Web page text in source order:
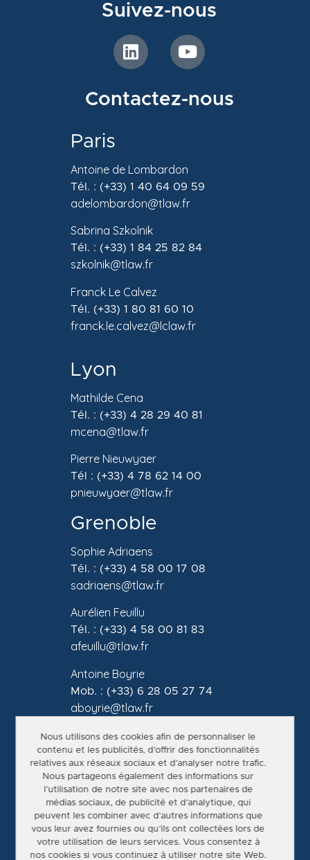
Nous utilisons des cookies afin de personnaliser le
contenu et les publicités, d’offrir des fonctionnalités
relatives aux réseaux sociaux et d’analyser notre trafic.
Nous partageons également des informations sur
l’utilisation de notre site avec nos partenaires de
médias sociaux, de publicité et d’analytique, qui
peuvent les combiner avec d’autres informations que
vous leur avez fournies ou qu’ils ont collectées lors de
votre utilisation de leurs services. Vous consentez à
nos cookies si vous continuez à utiliser notre site Web.
Suivez-nous
Contactez-nous
Paris
Antoine de Lombardon
Tél. : (+33) 1 40 64 09 59
adelombardon@tlaw.fr
Sabrina Szkolnik
Tél. : (+33) 1 84 25 82 84
szkolnik@tlaw.fr
Franck Le Calvez
Tél. (+33) 1 80 81 60 10
franck.le.calvez@lclaw.fr
Lyon
Mathilde Cena
Tél. : (+33) 4 28 29 40 81
mcena@tlaw.fr
Pierre Nieuwyaer
Tél : (+33) 4 78 62 14 00
pnieuwyaer@tlaw.fr
Grenoble
Sophie Adriaens
Tél. : (+33) 4 58 00 17 08
sadriaens@tlaw.fr
Aurélien Feuillu
Tél. : (+33) 4 58 00 81 83
afeuillu@tlaw.fr
Antoine Boyrie
Mob. : (+33) 6 28 05 27 74
aboyrie@tlaw.fr
Sarah Delcroix
Mob. : (+33) 7 56 80 79 31
sdelcroix@tlaw.fr
Katell Thouement
Tél. (+33) 7 56 91 71 68
kthouement@tlaw.fr
Site créé par joshwillett.com